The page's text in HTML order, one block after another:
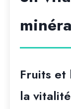
Fruits et
la vitalité